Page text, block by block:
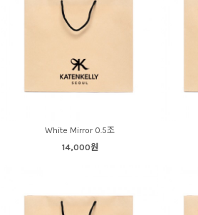
White Mirror 0.5조
14,000원